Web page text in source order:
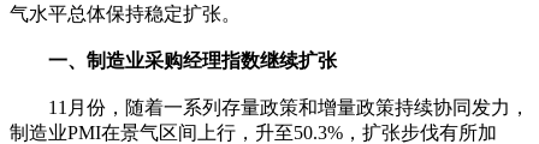
气水平总体保持稳定扩张。
一、制造业采购经理指数继续扩张
11月份，随着一系列存量政策和增量政策持续协同发力，
制造业PMI在景气区间上行，升至50.3%，扩张步伐有所加